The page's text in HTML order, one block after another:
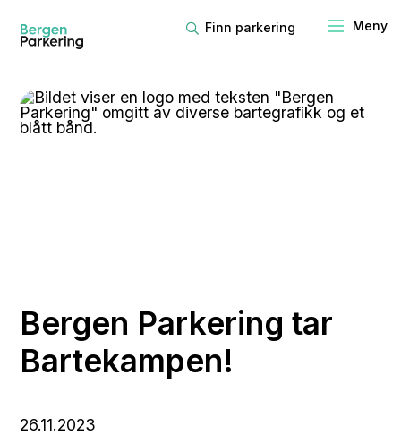
Finn parkering
Bergen Parkering tar
Bartekampen!
26.11.2023